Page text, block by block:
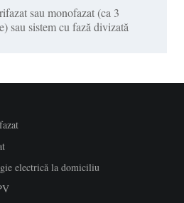
sau monofazat (ca 3
sau sistem cu fază divizată
electrică la domiciliu